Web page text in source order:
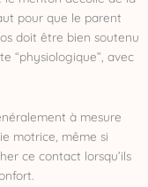
pour que le parent
doit être bien soutenu
“physiologique”, avec
à mesure
motrice, même si
ce contact lorsqu’ils